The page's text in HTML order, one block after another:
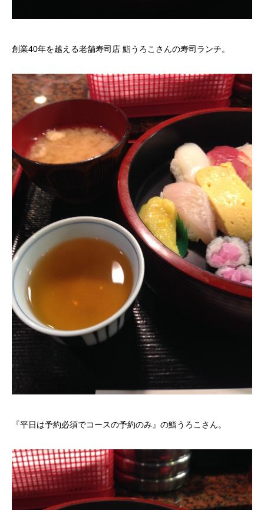
創業40年を越える老舗寿司店 鮨うろこさんの寿司ランチ。
『平日は予約必須でコースの予約のみ』の鮨うろこさん。